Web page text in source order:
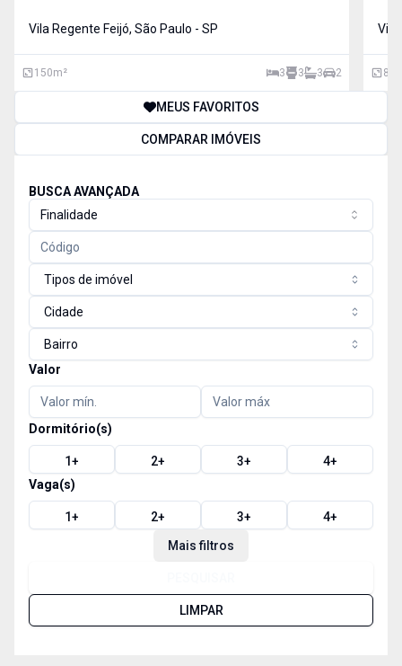
3 banheiros, oferecendo conforto e privacidade. O
Vila Regente Feijó, São Paulo - SP
150m² 3 3 3 2
Vila
89
MEUS FAVORITOS
COMPARAR IMÓVEIS
BUSCA AVANÇADA
Finalidade
Tipos de imóvel
Cidade
Bairro
Valor
Dormitório(s)
1+ 2+ 3+ 4+
Vaga(s)
1+ 2+ 3+ 4+
Mais filtros
LIMPAR